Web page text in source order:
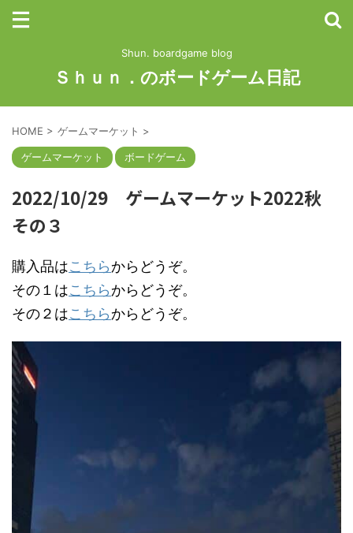
Shun. boardgame blog
Ｓｈｕｎ．のボードゲーム日記
HOME > ゲームマーケット >
ゲームマーケット ボードゲーム
2022/10/29 ゲームマーケット2022秋
その３
購入品はこちらからどうぞ。
その１はこちらからどうぞ。
その２はこちらからどうぞ。